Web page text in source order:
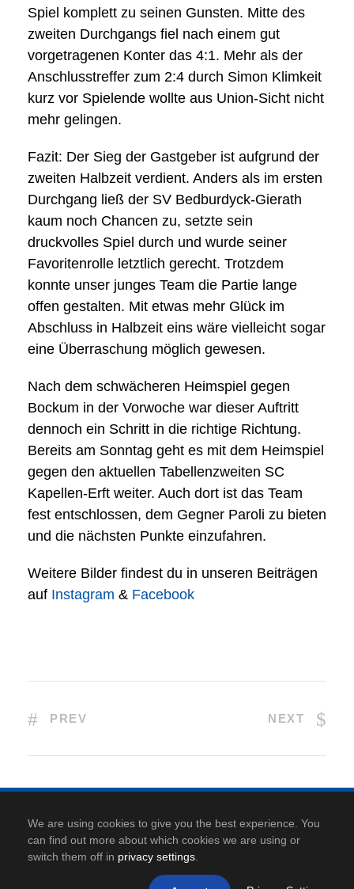
Spiel komplett zu seinen Gunsten. Mitte des
zweiten Durchgangs fiel nach einem gut
vorgetragenen Konter das 4:1. Mehr als der
Anschlusstreffer zum 2:4 durch Simon Klimkeit
kurz vor Spielende wollte aus Union-Sicht nicht
mehr gelingen.
Fazit: Der Sieg der Gastgeber ist aufgrund der
zweiten Halbzeit verdient. Anders als im ersten
Durchgang ließ der SV Bedburdyck-Gierath
kaum noch Chancen zu, setzte sein
druckvolles Spiel durch und wurde seiner
Favoritenrolle letztlich gerecht. Trotzdem
konnte unser junges Team die Partie lange
offen gestalten. Mit etwas mehr Glück im
Abschluss in Halbzeit eins wäre vielleicht sogar
eine Überraschung möglich gewesen.
Nach dem schwächeren Heimspiel gegen
Bockum in der Vorwoche war dieser Auftritt
dennoch ein Schritt in die richtige Richtung.
Bereits am Sonntag geht es mit dem Heimspiel
gegen den aktuellen Tabellenzweiten SC
Kapellen-Erft weiter. Auch dort ist das Team
fest entschlossen, dem Gegner Paroli zu bieten
und die nächsten Punkte einzufahren.
Weitere Bilder findest du in unseren Beiträgen
auf Instagram & Facebook
PREV NEXT
Impressum
We are using cookies to give you the best experience. You
can find out more about which cookies we are using or
switch them off in privacy settings